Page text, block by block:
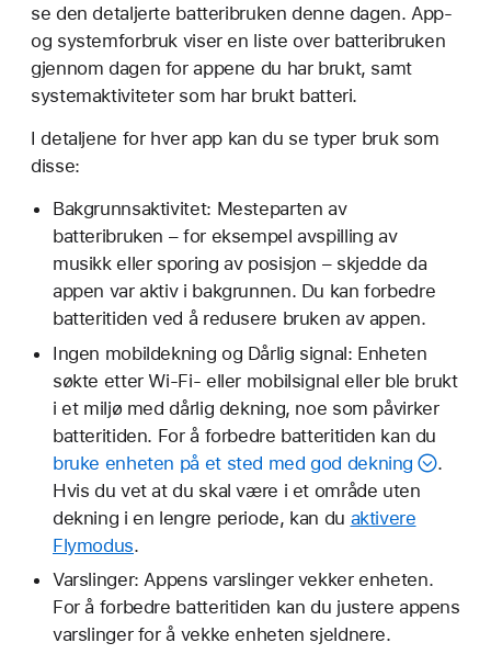
se den detaljerte batteribruken denne dagen. App-
og systemforbruk viser en liste over batteribruken
gjennom dagen for appene du har brukt, samt
systemaktiviteter som har brukt batteri.
I detaljene for hver app kan du se typer bruk som
disse:
Bakgrunnsaktivitet: Mesteparten av
batteribruken – for eksempel avspilling av
musikk eller sporing av posisjon – skjedde da
appen var aktiv i bakgrunnen. Du kan forbedre
batteritiden ved å redusere bruken av appen.
Ingen mobildekning og Dårlig signal: Enheten
søkte etter Wi-Fi- eller mobilsignal eller ble brukt
i et miljø med dårlig dekning, noe som påvirker
batteritiden. For å forbedre batteritiden kan du
bruke enheten på et sted med god dekning
.
Hvis du vet at du skal være i et område uten
dekning i en lengre periode, kan du aktivere
Flymodus.
Varslinger: Appens varslinger vekker enheten.
For å forbedre batteritiden kan du justere appens
varslinger for å vekke enheten sjeldnere.